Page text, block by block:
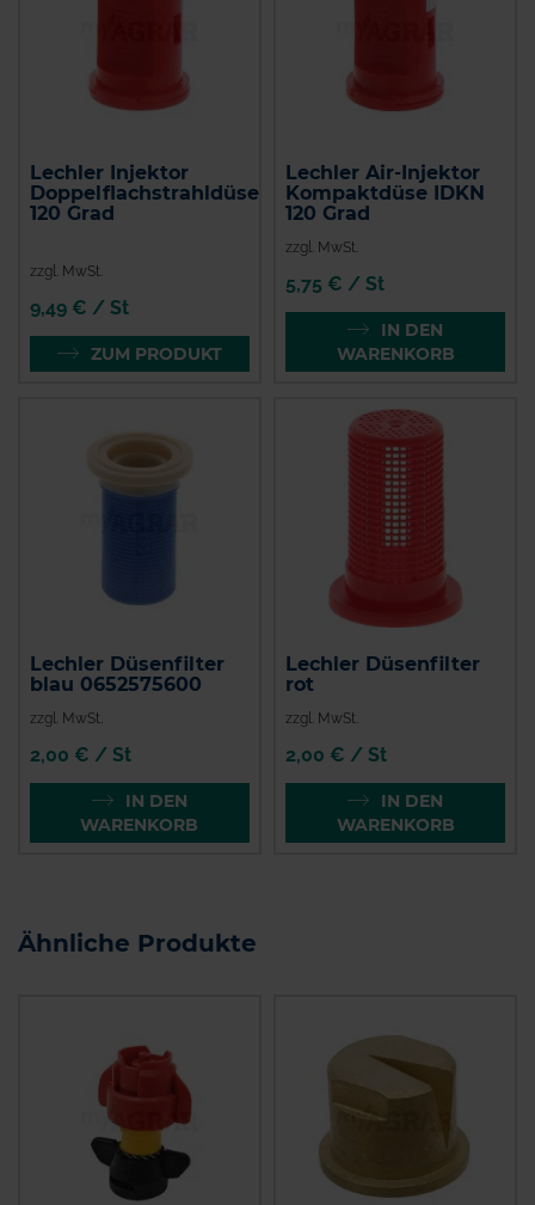
Lechler Injektor
Doppelflachstrahldüse
120 Grad
zzgl. MwSt.
9,49 € / St
ZUM PRODUKT
Lechler Air-Injektor
Kompaktdüse IDKN
120 Grad
zzgl. MwSt.
5,75 € / St
IN DEN
WARENKORB
Lechler Düsenfilter
blau 0652575600
zzgl. MwSt.
2,00 € / St
IN DEN
WARENKORB
Lechler Düsenfilter
rot
zzgl. MwSt.
2,00 € / St
IN DEN
WARENKORB
Ähnliche Produkte